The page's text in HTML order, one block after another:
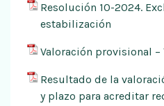
Resolución 10-2024.
estabilización
Valoración provisional
Resultado de la
y plazo para acreditar